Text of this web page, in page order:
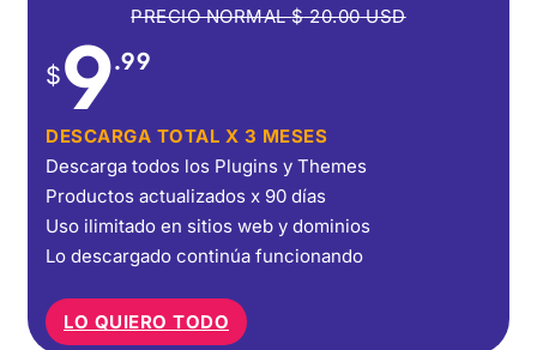
PRECIO NORMAL$20.00USD
$9.99
DESCARGA TOTAL X 3 MESES
Descarga todos los Plugins y Themes
Productos actualizados x 90 días
Uso ilimitado en sitios web y dominios
Lo descargado continúa funcionando
LO QUIERO TODO